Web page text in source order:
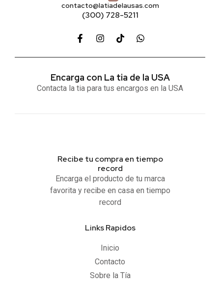
contacto@latiadelausas.com
(300) 728-5211
Encarga con La tia de la USA
Contacta la tia para tus encargos en la USA
Recibe tu compra en tiempo
record
Encarga el producto de tu marca
favorita y recibe en casa en tiempo
record
Links Rapidos
Inicio
Contacto
Sobre la Tía